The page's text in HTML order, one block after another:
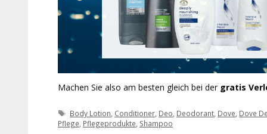
Machen Sie also am besten gleich bei der gratis
Schlagwörter
Body Lotion Conditioner Deo Deodorant Dove Dove
Pflege Pflegeprodukte Shampoo